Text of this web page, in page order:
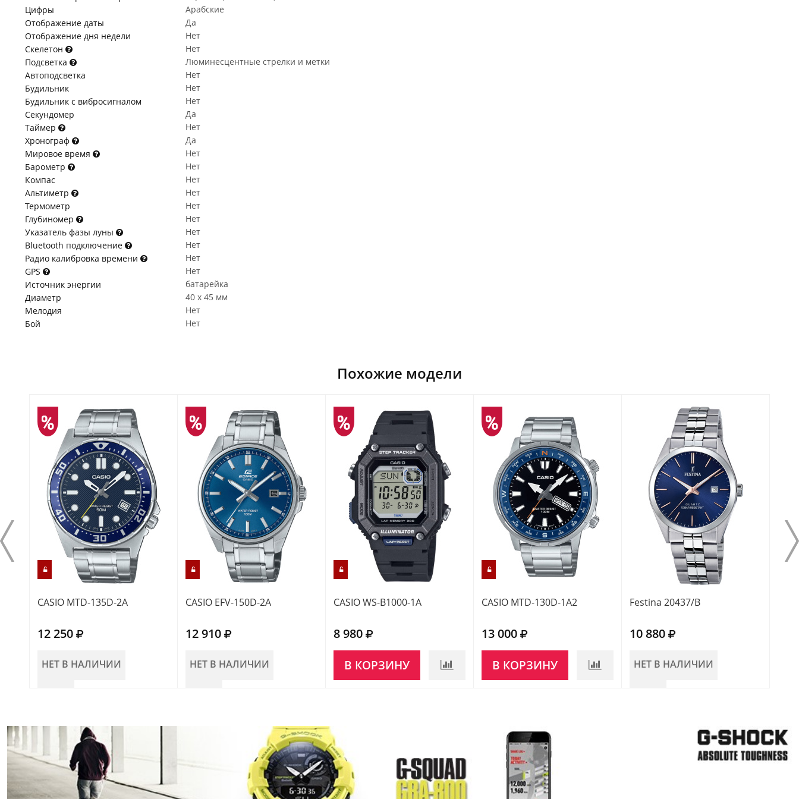
Цифры
Арабские
Отображение даты
Да
Отображение дня недели
Нет
Скелетон
Нет
Подсветка
Люминесцентные стрелки и метки
Автоподсветка
Нет
Будильник
Нет
Будильник с вибросигналом
Нет
Секундомер
Да
Таймер
Нет
Хронограф
Да
Мировое время
Нет
Барометр
Нет
Компас
Нет
Альтиметр
Нет
Термометр
Нет
Глубиномер
Нет
Указатель фазы луны
Нет
Bluetooth подключение
Нет
Радио калибровка времени
Нет
GPS
Нет
Источник энергии
батарейка
Диаметр
40 x 45 мм
Мелодия
Нет
Бой
Нет
Похожие модели
CASIO MTD-135D-2A
12 250
НЕТ В НАЛИЧИИ
CASIO EFV-150D-2A
12 910
НЕТ В НАЛИЧИИ
CASIO WS-B1000-1A
8 980
В КОРЗИНУ
CASIO MTD-130D-1A2
13 000
В КОРЗИНУ
Festina 20437/B
10 880
НЕТ В НАЛИЧИИ